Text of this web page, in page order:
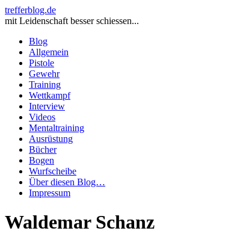
trefferblog.de
mit Leidenschaft besser schiessen...
Blog
Allgemein
Pistole
Gewehr
Training
Wettkampf
Interview
Videos
Mentaltraining
Ausrüstung
Bücher
Bogen
Wurfscheibe
Über diesen Blog…
Impressum
Waldemar Schanz